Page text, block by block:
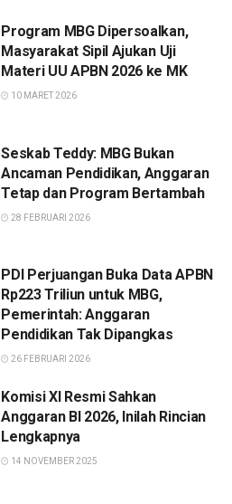
Program MBG Dipersoalkan,
Masyarakat Sipil Ajukan Uji
Materi UU APBN 2026 ke MK
10 MARET 2026
Seskab Teddy: MBG Bukan
Ancaman Pendidikan, Anggaran
Tetap dan Program Bertambah
28 FEBRUARI 2026
PDI Perjuangan Buka Data APBN
Rp223 Triliun untuk MBG,
Pemerintah: Anggaran
Pendidikan Tak Dipangkas
26 FEBRUARI 2026
Komisi XI Resmi Sahkan
Anggaran BI 2026, Inilah Rincian
Lengkapnya
14 NOVEMBER 2025